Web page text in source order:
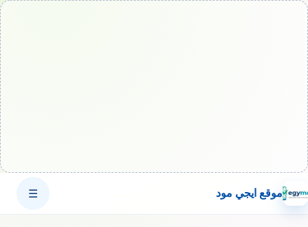
موقع ايجي مود ☰